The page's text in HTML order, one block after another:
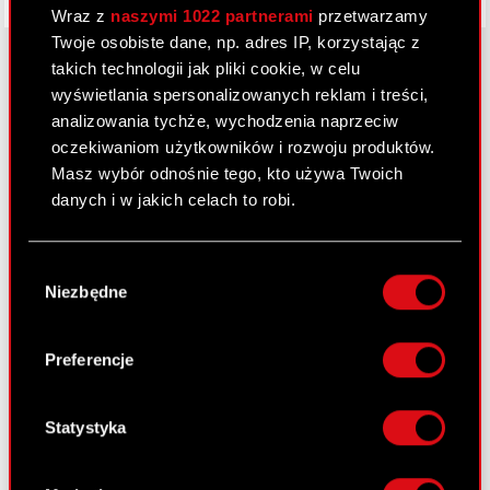
Wraz z naszymi 1022 partnerami przetwarzamy
Twoje osobiste dane, np. adres IP, korzystając z
takich technologii jak pliki cookie, w celu
wyświetlania spersonalizowanych reklam i treści,
analizowania tychże, wychodzenia naprzeciw
oczekiwaniom użytkowników i rozwoju produktów.
Masz wybór odnośnie tego, kto używa Twoich
danych i w jakich celach to robi.
Gromadzić dane dotyczące Twojej
lokalizacji geograficznej z dokładnością nawet
Identyfikować Twoje urządzenie, aktywnie
analizując charakteryzującego je zbiory
palca)
osobiste dane są przetwarzane oraz ustaw własne
zgody
Niezbędne
Preferencje
Statystyka
O CD PROJEKT
Grupa Kapitałowa
Nasz biznes
Inwestorzy
Zrównoważony rozwój
Kariera